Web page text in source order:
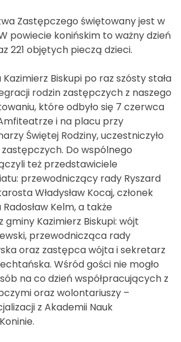
Zastępczego świętowany jest w
powiecie konińskim to ważny dzień
221 objętych pieczą dzieci.
Biskupi po raz szósty stała
rodzin zastępczych z naszego
które odbyło się 7 czerwca
i na placu przy
Świętej Rodziny, uczestniczyło
Do wspólnego
też przedstawiciele
przewodniczący rady Ryszard
Władysław Kocaj, członek
Kelm, a także
Kazimierz Biskupi: wójt
przewodnicząca rady
oraz zastępca wójta i sekretarz
Wśród gości nie mogło
na co dzień współpracujących z
oraz wolontariuszy –
z Akademii Nauk